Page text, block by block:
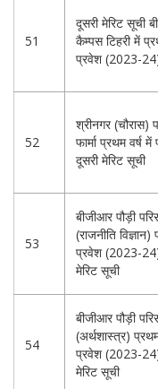
51
दूसरी मेरिट सूची
कैम्पस टिहरी में
प्रवेश (2023-
52
श्रीनगर (चौरास)
फार्मा प्रथम वर्ष
दूसरी मेरिट सूची
53
बीजीआर पौड़ी
(राजनीति
प्रवेश (2023-
मेरिट सूची
54
बीजीआर पौड़ी
(अर्थशास्त्र)
प्रवेश (2023-
मेरिट सूची